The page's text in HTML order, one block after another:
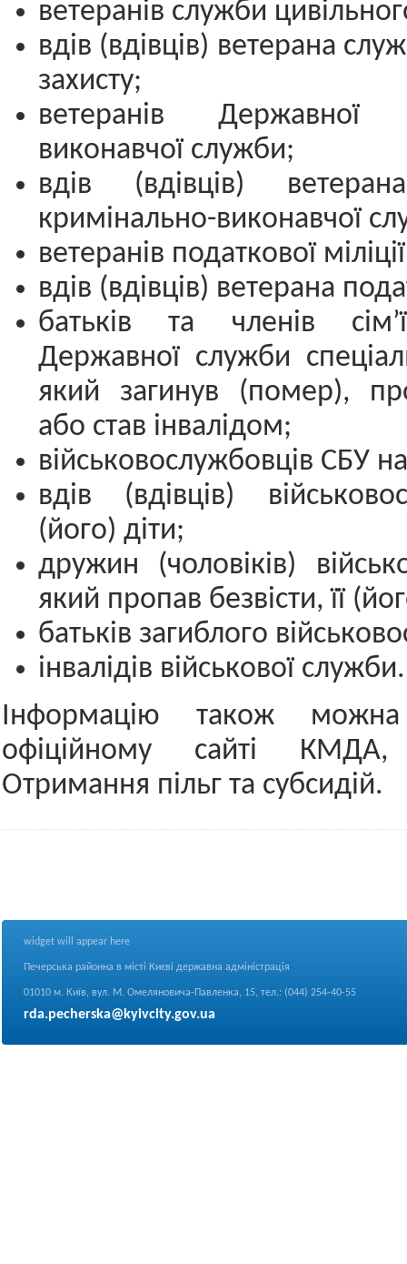
ветеранів служби
вдів (вдівців) ветерана
захисту;
ветеранів Державної
виконавчої служби;
вдів (вдівців)
кримінально-виконавчої
ветеранів податкової
вдів (вдівців) ветерана
батьків та членів
Державної служби
який загинув (помер),
або став інвалідом;
військовослужбовців СБУ на
вдів (вдівців)
(його) діти;
дружин (чоловіків)
який пропав безвісти, її
батьків загиблого
інвалідів військової служби.
Інформацію також
офіційному сайті
Отримання пільг та субсидій.
widget will appear here
Печерська районна в місті Києві державна адміністрація
01010 м. Київ, вул. М. Омеляновича-Павленка, 15, тел.: (044) 254-40-55
rda.pecherska@kyivcity.gov.ua